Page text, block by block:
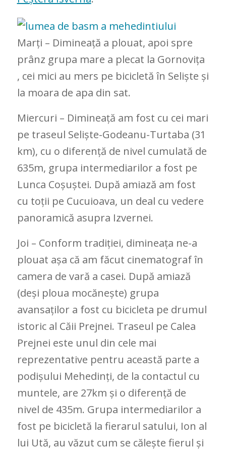
Marți – Dimineață a plouat, apoi spre
prânz grupa mare a plecat la Gornovița
, cei mici au mers pe bicicletă în Seliște și
la moara de apa din sat.
Miercuri – Dimineață am fost cu cei mari
pe traseul Seliște-Godeanu-Turtaba (31
km), cu o diferență de nivel cumulată de
635m, grupa intermediarilor a fost pe
Lunca Coșuștei. După amiază am fost
cu toții pe Cucuioava, un deal cu vedere
panoramică asupra Izvernei.
Joi – Conform tradiției, dimineața ne-a
plouat așa că am făcut cinematograf în
camera de vară a casei. După amiază
(deși ploua mocănește) grupa
avansaților a fost cu bicicleta pe drumul
istoric al Căii Prejnei. Traseul pe Calea
Prejnei este unul din cele mai
reprezentative pentru această parte a
podișului Mehedinți, de la contactul cu
muntele, are 27km și o diferență de
nivel de 435m. Grupa intermediarilor a
fost pe bicicletă la fierarul satului, Ion al
lui Ută, au văzut cum se călește fierul și